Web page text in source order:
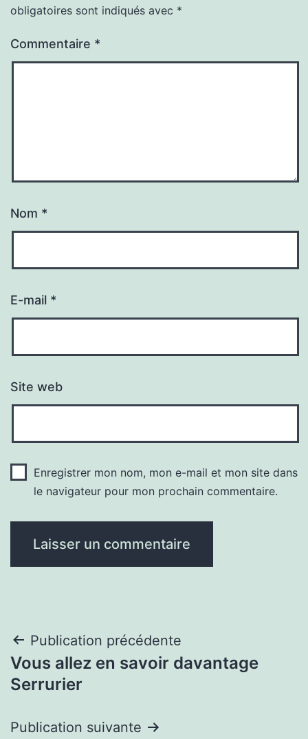
obligatoires sont indiqués avec *
Commentaire *
Nom *
E-mail *
Site web
Enregistrer mon nom, mon e-mail et mon site dans
le navigateur pour mon prochain commentaire.
Navigation
de
Publication précédente
Vous allez en savoir davantage
Serrurier
Publication suivante